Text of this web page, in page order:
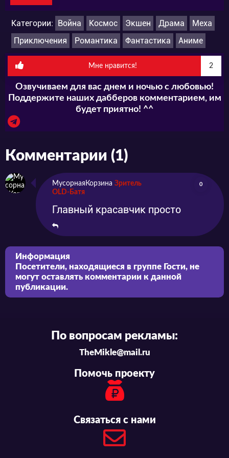
Категории: Война Космос Экшен Драма
Меха
Приключения
Романтика Фантастика Аниме
Мне нравится! 2
Озвучиваем для вас днем и ночью с любовью!
Поддержите наших дабберов комментарием, им
будет приятно! ^^
Комментарии (1)
МусорнаяКорзина Зритель
OLD-Батя
0
Главный красавчик просто
Информация
Посетители, находящиеся в группе Гости, не
могут оставлять комментарии к данной
публикации.
По вопросам рекламы:
TheMikle@mail.ru
Помочь проекту
Связаться с нами